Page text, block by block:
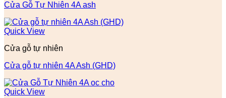
Cửa Gỗ Tự Nhiên 4A ash
Quick View
Cửa gỗ tự nhiên
Cửa gỗ tự nhiên 4A Ash (GHD)
Quick View